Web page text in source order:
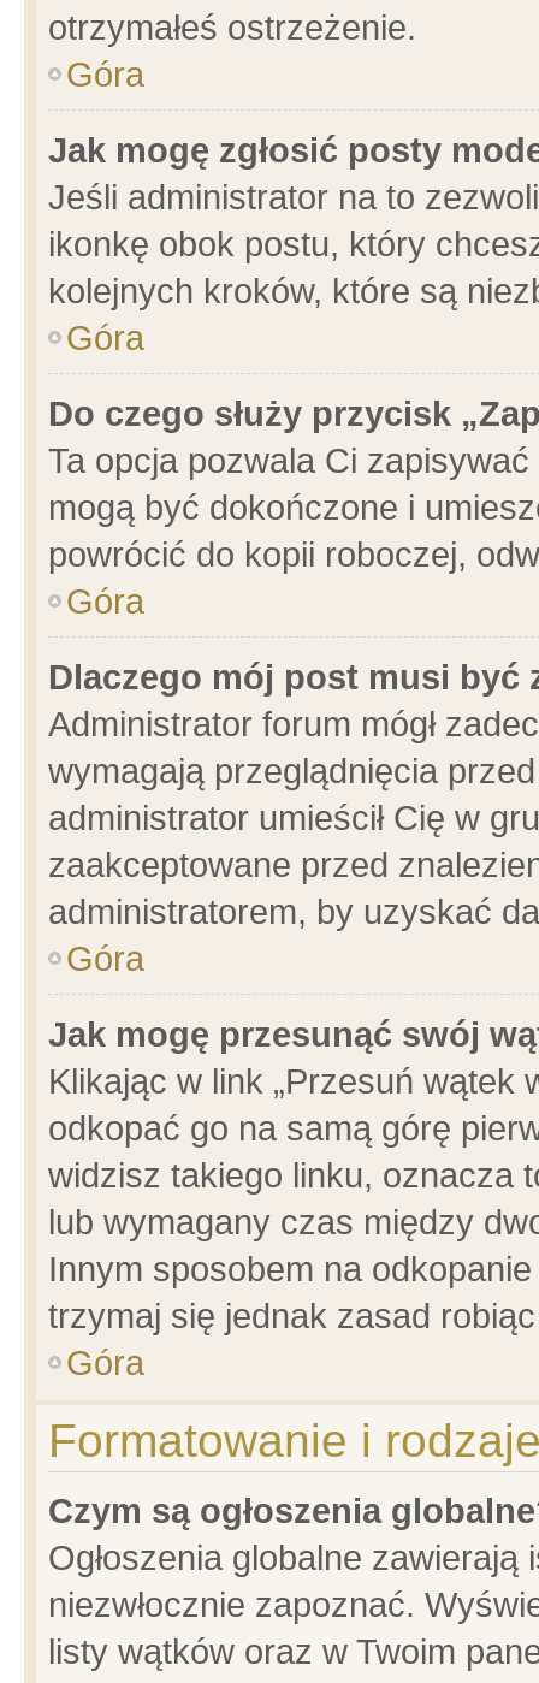
otrzymałeś ostrzeżenie.
Góra
Jak mogę zgłosić posty
Jeśli administrator na to
ikonkę obok postu, który
kolejnych kroków, które są
Góra
Do czego służy przycisk
Ta opcja pozwala Ci
mogą być dokończone i
powrócić do kopii roboczej,
Góra
Dlaczego mój post musi być
Administrator forum mógł
wymagają przeglądnięcia
administrator umieścił Cię w
zaakceptowane przed
administratorem, by uzyskać
Góra
Jak mogę przesunąć swój
Klikając w link „Przesuń wątek
odkopać go na samą górę
widzisz takiego linku, oznacza
lub wymagany czas między
Innym sposobem na
trzymaj się jednak zasad
Góra
Formatowanie i
Czym są ogłoszenia
Ogłoszenia globalne
niezwłocznie zapoznać.
listy wątków oraz w Twoim